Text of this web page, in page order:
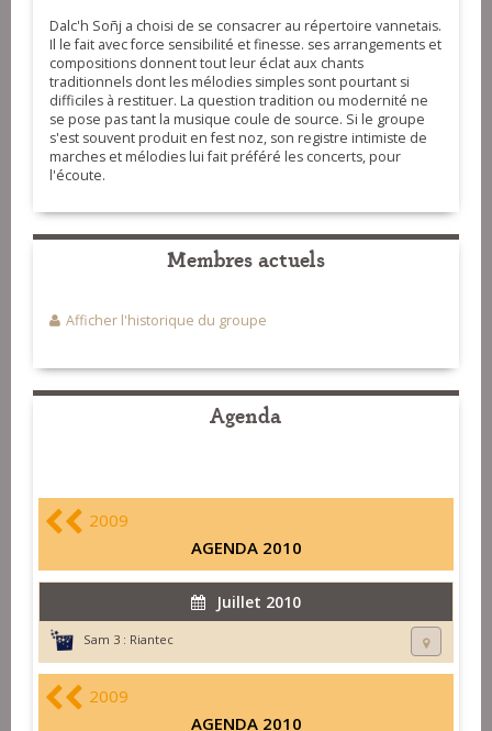
Dalc'h Soñj a choisi de se consacrer au répertoire vannetais.
Il le fait avec force sensibilité et finesse. ses arrangements et
compositions donnent tout leur éclat aux chants
traditionnels dont les mélodies simples sont pourtant si
difficiles à restituer. La question tradition ou modernité ne
se pose pas tant la musique coule de source. Si le groupe
s'est souvent produit en fest noz, son registre intimiste de
marches et mélodies lui fait préféré les concerts, pour
l'écoute.
Membres actuels
Afficher l'historique du groupe
Agenda
2009
AGENDA 2010
Juillet 2010
Sam 3 : Riantec
2009
AGENDA 2010